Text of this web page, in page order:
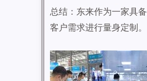
总结：东来作为一家具
客户需求进行量身定制。